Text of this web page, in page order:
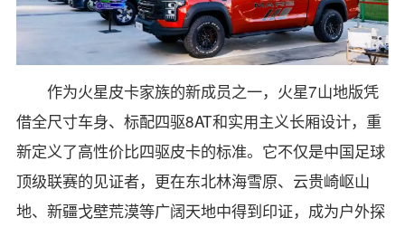
作为火星皮卡家族的新成员之一，火星7山地版凭
借全尺寸车身、标配四驱8AT和实用主义长厢设计，重
新定义了高性价比四驱皮卡的标准。它不仅是中国足球
顶级联赛的见证者，更在东北林海雪原、云贵崎岖山
地、新疆戈壁荒漠等广阔天地中得到印证，成为户外探